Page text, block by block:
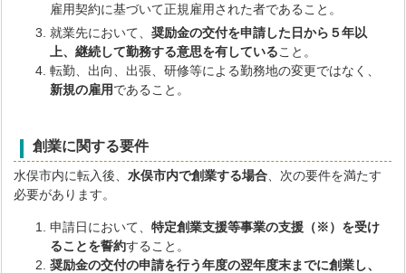
雇用契約に基づいて正規雇用された者であること。
就業先において、奨励金の交付を申請した日から５年以
上、継続して勤務する意思を有していること。
転勤、出向、出張、研修等による勤務地の変更ではなく、
新規の雇用であること。
創業に関する要件
水俣市内に転入後、水俣市内で創業する場合、次の要件を満たす
必要があります。
申請日において、特定創業支援等事業の支援（※）を受け
ることを誓約すること。
奨励金の交付の申請を行う年度の翌年度末までに創業し、